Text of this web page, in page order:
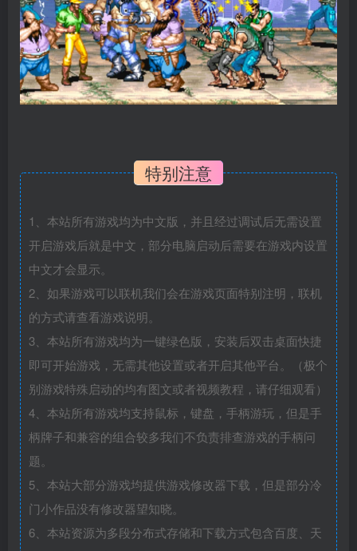
特别注意
1、本站所有游戏均为中文版，并且经过调试后无需设置
开启游戏后就是中文，部分电脑启动后需要在游戏内设置
中文才会显示。
2、如果游戏可以联机我们会在游戏页面特别注明，联机
的方式请查看游戏说明。
3、本站所有游戏均为一键绿色版，安装后双击桌面快捷
即可开始游戏，无需其他设置或者开启其他平台。（极个
别游戏特殊启动的均有图文或者视频教程，请仔细观看）
4、本站所有游戏均支持鼠标，键盘，手柄游玩，但是手
柄牌子和兼容的组合较多我们不负责排查游戏的手柄问
题。
5、本站大部分游戏均提供游戏修改器下载，但是部分冷
门小作品没有修改器望知晓。
6、本站资源为多段分布式存储和下载方式包含百度、天